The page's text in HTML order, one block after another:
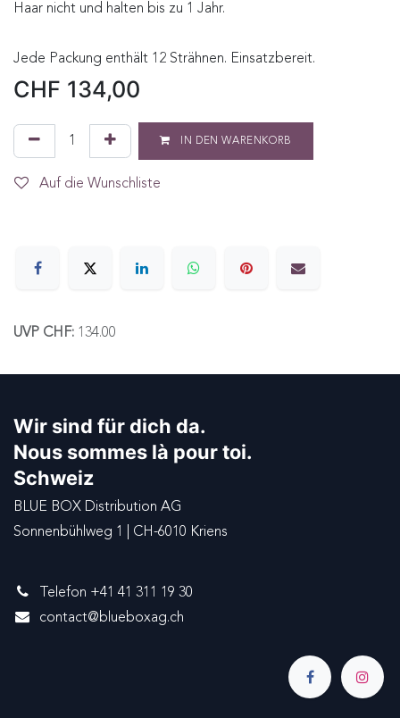
Haar nicht und halten bis zu 1 Jahr.
Jede Packung enthält 12 Strähnen. Einsatzbereit.
CHF 134,00
IN DEN WARENKORB
Auf die Wunschliste
UVP CHF: 134.00
Wir sind für dich da.
Nous sommes là pour toi.
Schweiz
BLUE BOX Distribution AG
Sonnenbühlweg 1 | CH-6010 Kriens
Telefon +41 41 311 19 30
contact@blueboxag.ch